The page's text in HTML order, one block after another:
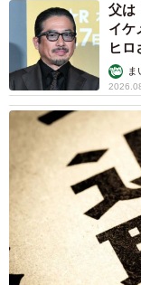
父は
イケ
ヒロ
ま